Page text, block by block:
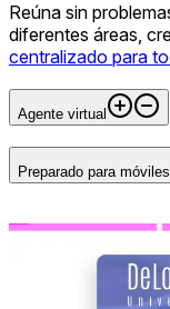
Reúna sin
diferentes áreas,
centralizado para
Agente virtual
Preparado para móviles